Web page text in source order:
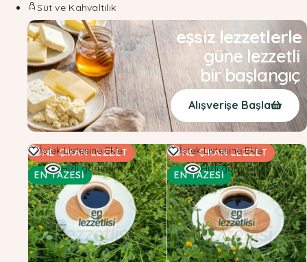
Süt ve Kahvaltılık
eşsiz lezzetlerle
güne lezzetli
bir başlangıç
Alışverişe Başla
ÖNE ÇIKAN LEZZET
EN TAZESİ
İstek Listesine Ekle
Hızlı görünüm
ÖNE ÇIKAN LEZZET
EN TAZESİ
İstek Listesine Ekle
Hızlı görünüm